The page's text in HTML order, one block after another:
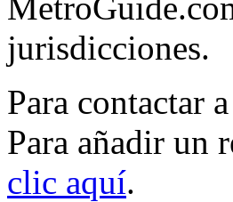
jurisdicciones.
Para contactar
Para añadir un
clic aquí.